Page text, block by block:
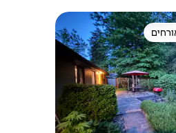
מועדפים על ידי אורחים